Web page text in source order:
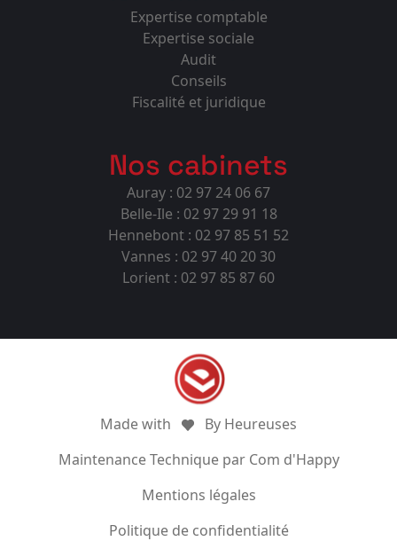
Expertise comptable
Expertise sociale
Audit
Conseils
Fiscalité et juridique
Nos cabinets
Auray : 02 97 24 06 67
Belle-Ile : 02 97 29 91 18
Hennebont : 02 97 85 51 52
Vannes : 02 97 40 20 30
Lorient : 02 97 85 87 60
Made with
By Heureuses
Maintenance Technique par Com d'Happy
Mentions légales
Politique de confidentialité